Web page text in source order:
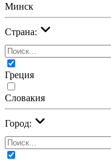
Минск
Страна:
Греция
Словакия
Город: